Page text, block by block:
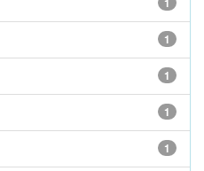
1
1
1
1